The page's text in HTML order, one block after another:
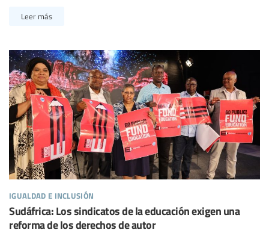
Leer más
igualdad e inclusión
Sudáfrica: Los sindicatos de la educación exigen una
reforma de los derechos de autor